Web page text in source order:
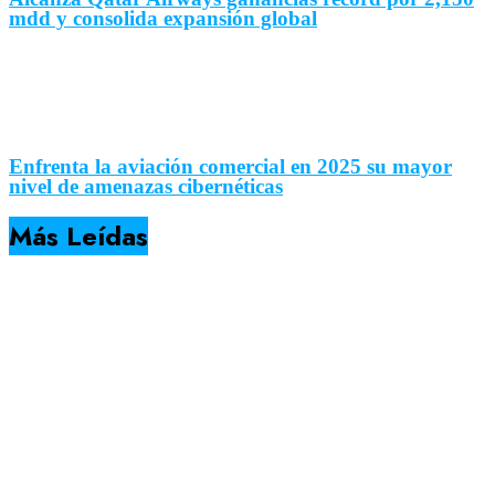
mdd y consolida expansión global
Enfrenta la aviación comercial en 2025 su mayor
nivel de amenazas cibernéticas
Más Leídas